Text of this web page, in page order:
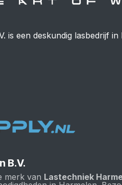
is een deskundig lasbedrijf
B.V.
merk van Lastechniek